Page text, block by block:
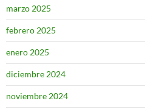
marzo 2025
febrero 2025
enero 2025
diciembre 2024
noviembre 2024